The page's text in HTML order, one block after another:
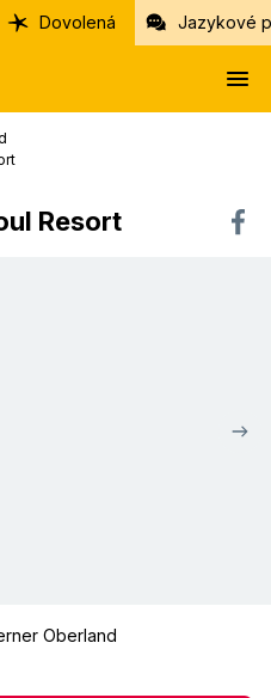
Dovolená Jazykové
Resort
Oberland